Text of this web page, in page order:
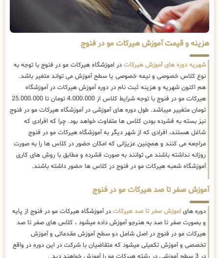
هزینه و قیمت آموزش هیرکات مو در فنوج
شهریه دوره های آموزش هیرکات در اموزشگاه هیرکات مو در فنوج با توجه به
نوع کلاس خصوصی و نیمه خصوصی یا سطح آموزش می تواند متغیر باشد.
هم اکنون شهریه و هزینه ثبت نام در دوره آموزش هیرکات در آموزشگاه
هیرکات مو در فنوج با توجه شرایط کلاس از 4.000.000 تومان تا 25.000.000
تومان متغییر میباشد. طول دوره های آموزشی در آموزشگاه هیرکات مو در فنوج
نیز بسته به فشرده بودن کلاس ها متفاوت خواهد بود. چرا که افرادی که
شاغل هستند، افرادی که از شهر دیگر به آموزشگاه هیرکات مو در فنوج
مراجعه می کنند و همچنین عزیزانی که امکان حضور در کلاس ها را به صورت
روزانه نداشته باشند می توانند به صورت فشرده و مطابق با روش های کاری
آموزشگاه شعبه هیرکات مو در فنوج در کلاس ها حضور داشته باشند.
آموزش صفر تا صد هیرکات مو در فنوج
دوره های اموزش صفر تا صد هیرکات در آموزشگاه هیرکات مو در فنوج از پایه
و بصورت صفر تا صد به هنرجو آموزش داده میشود ، کلاس های صفر تا صد
هیرکات مو در فنوج در اصل شامل دو سطح آموزش مقدماتی و آموزش
تخصصی و آموزش تکمیلی میشود که متقاضیان با شرکت در این دوره در واقع